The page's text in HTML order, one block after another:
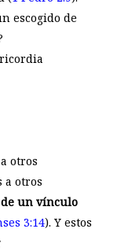
escogido de
otros
a otros
un vínculo
3:14). Y estos